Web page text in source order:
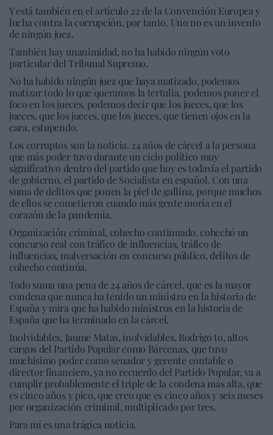
Y está también en el artículo 22 de la Convención Europea y
lucha contra la corrupción, por tanto. Uno no es un invento
de ningún juez.
También hay unanimidad, no ha habido ningún voto
particular del Tribunal Supremo.
No ha habido ningún juez que haya matizado, podemos
matizar todo lo que queramos la tertulia, podemos poner el
foco en los jueces, podemos decir que los jueces, que los
jueces, que los jueces, que los jueces, que tienen ojos en la
cara, estupendo.
Los corruptos son la noticia. 24 años de cárcel a la persona
que más poder tuvo durante un ciclo político muy
significativo dentro del partido que hoy es todavía el partido
de gobierno, el partido de Socialista en español. Con una
suma de delitos que ponen la piel de gallina, porque muchos
de ellos se cometieron cuando más gente moría en el
corazón de la pandemia.
Organización criminal, cohecho continuado, cohechó un
concurso real con tráfico de influencias, tráfico de
influencias, malversación en concurso público, delitos de
cohecho continúa.
Todo suma una pena de 24 años de cárcel, que es la mayor
condena que nunca ha tenido un ministro en la historia de
España y mira que ha habido ministros en la historia de
España que ha terminado en la cárcel.
Inolvidables, Jaume Matas, inolvidables, Rodrigo to, altos
cargos del Partido Popular como Bárcenas, que tuvo
muchísimo poder como senador y gerente contable o
director financiero, ya no recuerdo del Partido Popular, va a
cumplir probablemente el triple de la condena más alta, que
es cinco años y pico, que creo que es cinco años y seis meses
por organización criminal, multiplicado por tres.
Para mí es una trágica noticia.